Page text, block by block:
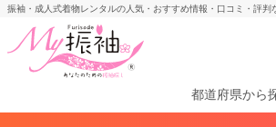
振袖・成人式着物レンタルの人気・おすすめ情報・口コミ・評判
都道府県から